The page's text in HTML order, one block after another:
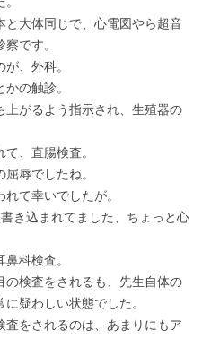
大体同じで、心電図やら超音
です。
、外科。
の触診。
がるよう指示され、生殖器の
、直腸検査。
辱でしたね。
て幸いでしたが。
き込まれてました、ちょっと心
科検査。
検査をされるも、先生自体の
疑わしい状態でした。
をされるのは、あまりにもア